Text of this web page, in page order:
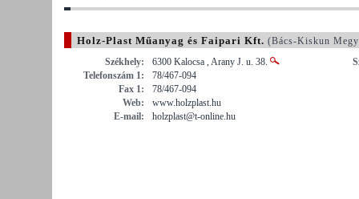
Holz-Plast Műanyag és Faipari Kft. (Bács-Kiskun
Székhely:
6300 Kalocsa , Arany J. u. 38.
Telefonszám 1:
78/467-094
Fax 1:
78/467-094
Web:
www.holzplast.hu
E-mail:
holzplast@t-online.hu